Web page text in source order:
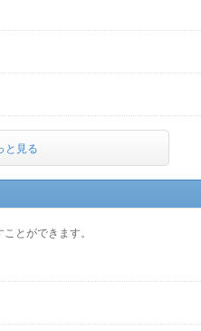
と見る
とができます。